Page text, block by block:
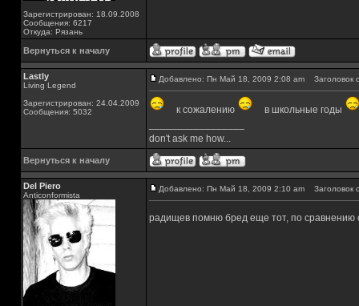
Зарегистрирован: 18.09.2008
Сообщения: 6217
Откуда: Рязань
Вернуться к началу
Lastly
Living Legend
Зарегистрирован: 24.04.2009
Сообщения: 5032
Добавлено: Пн Май 18, 2009 2:08 am Заголовок
к сожалению
в школьные годы
don't ask me how...
Вернуться к началу
Del Piero
Аnticonformista
Добавлено: Пн Май 18, 2009 2:10 am Заголовок
радищев помню бред еще тот, по сравнению